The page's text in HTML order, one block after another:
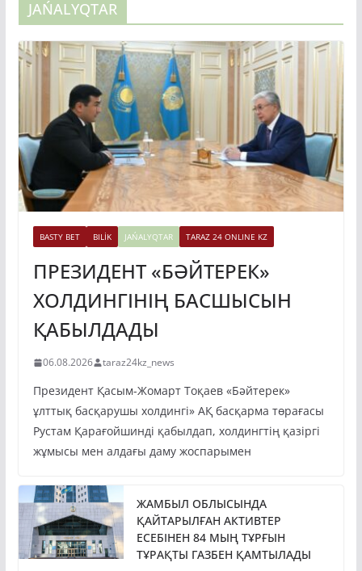
JAŃALYQTAR
BASTY BET BILİK JAŃALYQTAR TARAZ 24 ONLINE KZ
ПРЕЗИДЕНТ «БӘЙТЕРЕК»
ХОЛДИНГІНІҢ БАСШЫСЫН
ҚАБЫЛДАДЫ
06.08.2026 taraz24kz_news
Президент Қасым-Жомарт Тоқаев «Бәйтерек»
ұлттық басқарушы холдингі» АҚ басқарма төрағасы
Рустам Қарағойшинді қабылдап, холдингтің қазіргі
жұмысы мен алдағы даму жоспарымен
ЖАМБЫЛ ОБЛЫСЫНДА
ҚАЙТАРЫЛҒАН АКТИВТЕР
ЕСЕБІНЕН 84 МЫҢ ТҰРҒЫН
ТҰРАҚТЫ ГАЗБЕН ҚАМТЫЛАДЫ